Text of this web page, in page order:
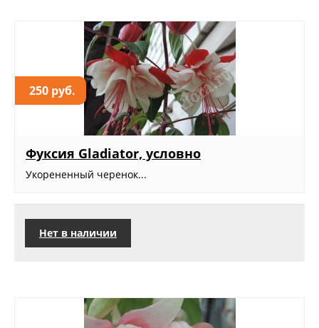
250 руб.
Фуксия Gladiator, условно
Укорененный черенок...
Нет в наличии